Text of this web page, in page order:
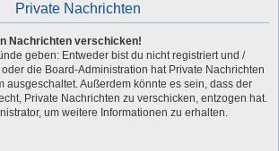
Private Nachrichten
Nachrichten verschicken!
geben: Entweder bist du nicht registriert und /
die Board-Administration hat Private Nachrichten
ausgeschaltet. Außerdem könnte es sein, dass der
Private Nachrichten zu verschicken, entzogen hat.
um weitere Informationen zu erhalten.